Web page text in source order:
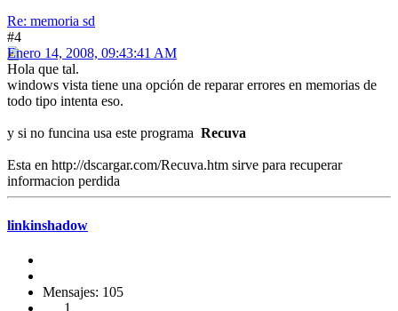
Re: memoria sd
#4
Enero 14, 2008, 09:43:41 AM
Hola que tal.
windows vista tiene una opción de reparar errores en memorias de
todo tipo intenta eso.
y si no funcina usa este programa Recuva
Esta en http://dscargar.com/Recuva.htm sirve para recuperar
informacion perdida
linkinshadow
Mensajes: 105